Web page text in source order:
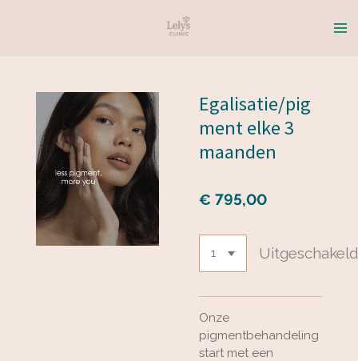
Egalisatie/pig
ment elke 3
maanden
€ 795,00
Onze
pigmentbehandeling
start met een